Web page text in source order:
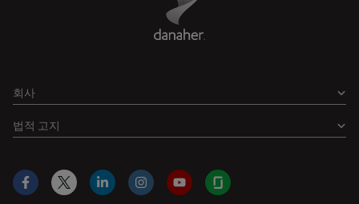
회사
법적 고지
Facebook
X LinkedInInstagramYouTubeGlassdoor